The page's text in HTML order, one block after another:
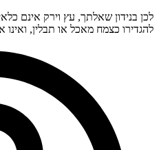
לכן בנידון שאלתך, עץ וירק אינם
להגדירו כצמח מאכל או תבלין,